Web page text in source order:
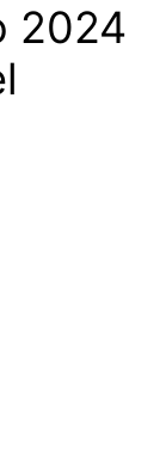
2024